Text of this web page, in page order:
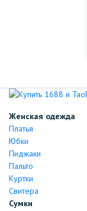
Женская одежда
Платья
Юбки
Пиджаки
Пальто
Куртки
Свитера
Сумки